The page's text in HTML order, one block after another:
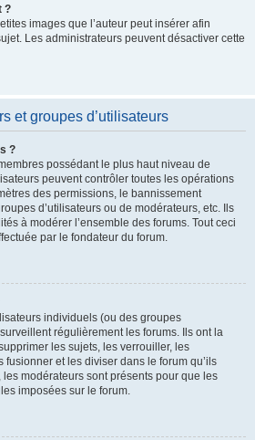
?
images que l’auteur peut insérer afin
Les administrateurs peuvent désactiver cette
et groupes d’utilisateurs
?
possédant le plus haut niveau de
peuvent contrôler toutes les opérations
des permissions, le bannissement
d’utilisateurs ou de modérateurs, etc. Ils
à modérer l’ensemble des forums. Tout ceci
par le fondateur du forum.
individuels (ou des groupes
régulièrement les forums. Ils ont la
les sujets, les verrouiller, les
fusionner et les diviser dans le forum qu’ils
modérateurs sont présents pour que les
imposées sur le forum.